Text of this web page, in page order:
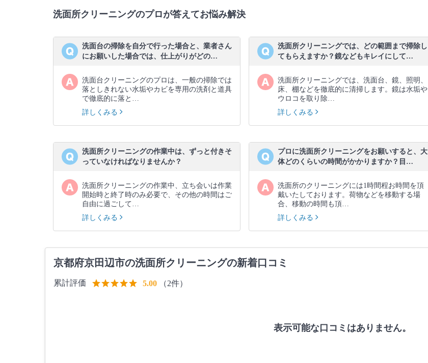
洗面所クリーニングのプロが答えてお悩み解決
洗面台の掃除を自分で行った場合と、業者さん
にお願いした場合では、仕上がりがどの…
洗面台クリーニングのプロは、一般の掃除では
落としきれない水垢やカビを専用の洗剤と道具
で徹底的に落と…
詳しくみる
洗面所クリーニングでは、どの範囲まで掃除し
てもらえますか？鏡などもキレイにして…
洗面所クリーニングでは、洗面台、鏡、照明、
床、棚などを徹底的に清掃します。鏡は水垢や
ウロコを取り除…
詳しくみる
洗面所クリーニングの作業中は、ずっと付きそ
っていなければなりませんか？
洗面所クリーニングの作業中、立ち会いは作業
開始時と終了時のみ必要で、その他の時間はご
自由に過ごして…
詳しくみる
プロに洗面所クリーニングをお願いすると、大
体どのくらいの時間がかかりますか？目…
洗面所のクリーニングには1時間程お時間を頂
戴いたしております。荷物などを移動する場
合、移動の時間も頂…
詳しくみる
京都府京田辺市の洗面所クリーニングの新着口コミ
累計評価 5.00 （2件）
表示可能な口コミはありません。